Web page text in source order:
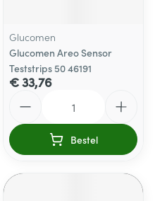
Glucomen
Glucomen Areo Sensor
Teststrips 50 46191
€ 33,76
Bestel